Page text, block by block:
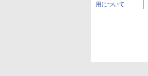
用について